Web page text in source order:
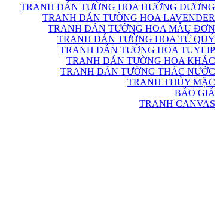
TRANH DÁN TƯỜNG HOA HƯỚNG DƯƠNG
TRANH DÁN TƯỜNG HOA LAVENDER
TRANH DÁN TƯỜNG HOA MẪU ĐƠN
TRANH DÁN TƯỜNG HOA TỨ QUÝ
TRANH DÁN TƯỜNG HOA TUYLIP
TRANH DÁN TƯỜNG HOA KHÁC
TRANH DÁN TƯỜNG THÁC NƯỚC
TRANH THỦY MẶC
BÁO GIÁ
TRANH CANVAS